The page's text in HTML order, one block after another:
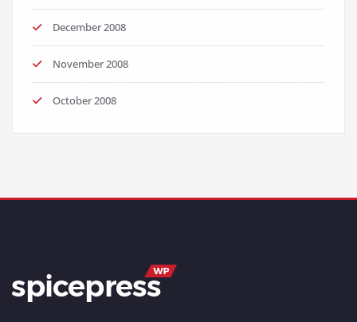
December 2008
November 2008
October 2008